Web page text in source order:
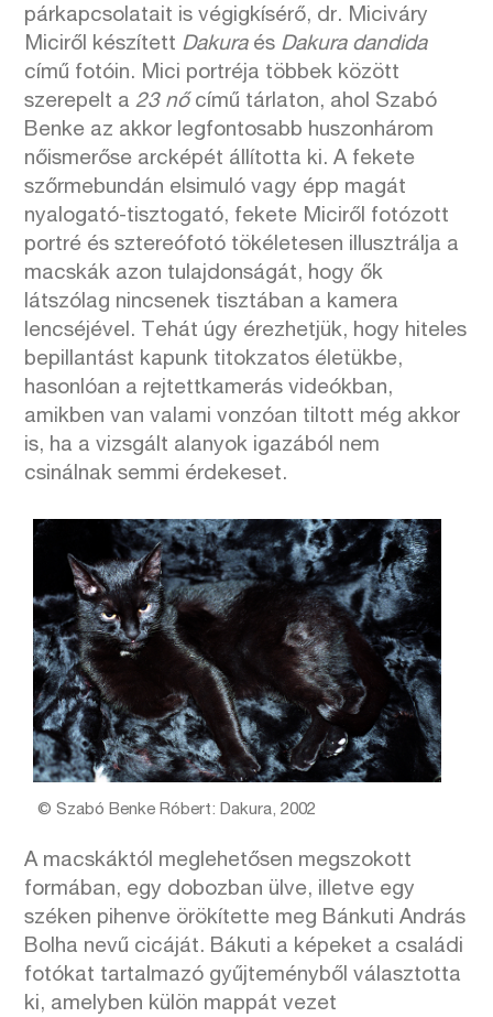
párkapcsolatait is végigkísérő, dr. Miciváry
Miciről készített Dakuraés Dakura dandida
című fotóin. Mici portréja többek között
szerepelt a23 nőcímű tárlaton, ahol Szabó
Benke az akkor legfontosabb huszonhárom
nőismerőse arcképét állította ki. A fekete
szőrmebundán elsimuló vagy épp magát
nyalogató-tisztogató, fekete Miciről fotózott
portré és sztereófotó tökéletesen illusztrálja a
macskák azon tulajdonságát, hogy ők
látszólag nincsenek tisztában a kamera
lencséjével. Tehát úgy érezhetjük, hogy hiteles
bepillantást kapunk titokzatos életükbe,
hasonlóan a rejtettkamerás videókban,
amikben van valami vonzóan tiltott még akkor
is, ha a vizsgált alanyok igazából nem
csinálnak semmi érdekeset.
© Szabó Benke Róbert: Dakura, 2002
A macskáktól meglehetősen megszokott
formában, egy dobozban ülve, illetve egy
széken pihenve örökítette meg Bánkuti András
Bolha nevű cicáját. Bákuti a képeket a családi
fotókat tartalmazó gyűjteményből választotta
ki, amelyben külön mappát vezet